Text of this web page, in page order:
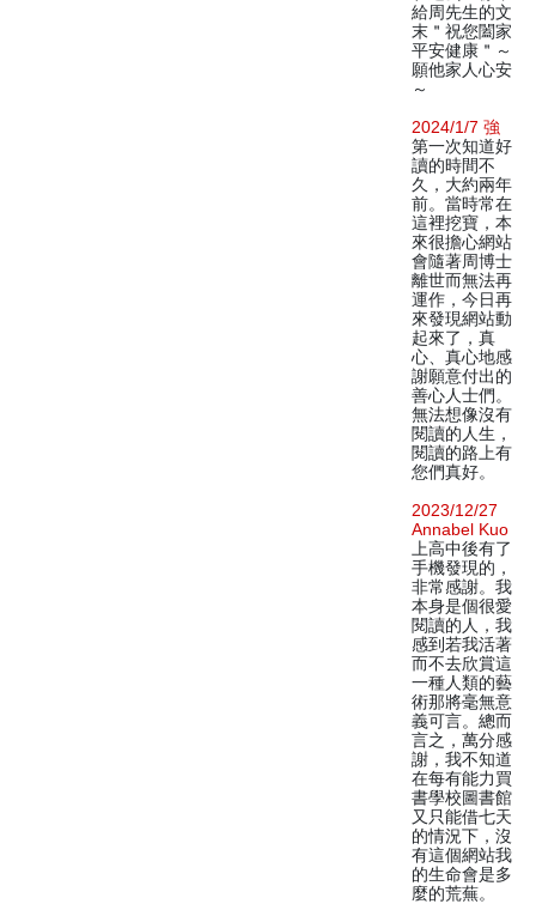
給周先生的文
末＂祝您闔家
平安健康＂～
願他家人心安
～
2024/1/7 強
第一次知道好
讀的時間不
久，大約兩年
前。當時常在
這裡挖寶，本
來很擔心網站
會隨著周博士
離世而無法再
運作，今日再
來發現網站動
起來了，真
心、真心地感
謝願意付出的
善心人士們。
無法想像沒有
閱讀的人生，
閱讀的路上有
您們真好。
2023/12/27
Annabel Kuo
上高中後有了
手機發現的，
非常感謝。我
本身是個很愛
閱讀的人，我
感到若我活著
而不去欣賞這
一種人類的藝
術那將毫無意
義可言。總而
言之，萬分感
謝，我不知道
在每有能力買
書學校圖書館
又只能借七天
的情況下，沒
有這個網站我
的生命會是多
麼的荒蕪。